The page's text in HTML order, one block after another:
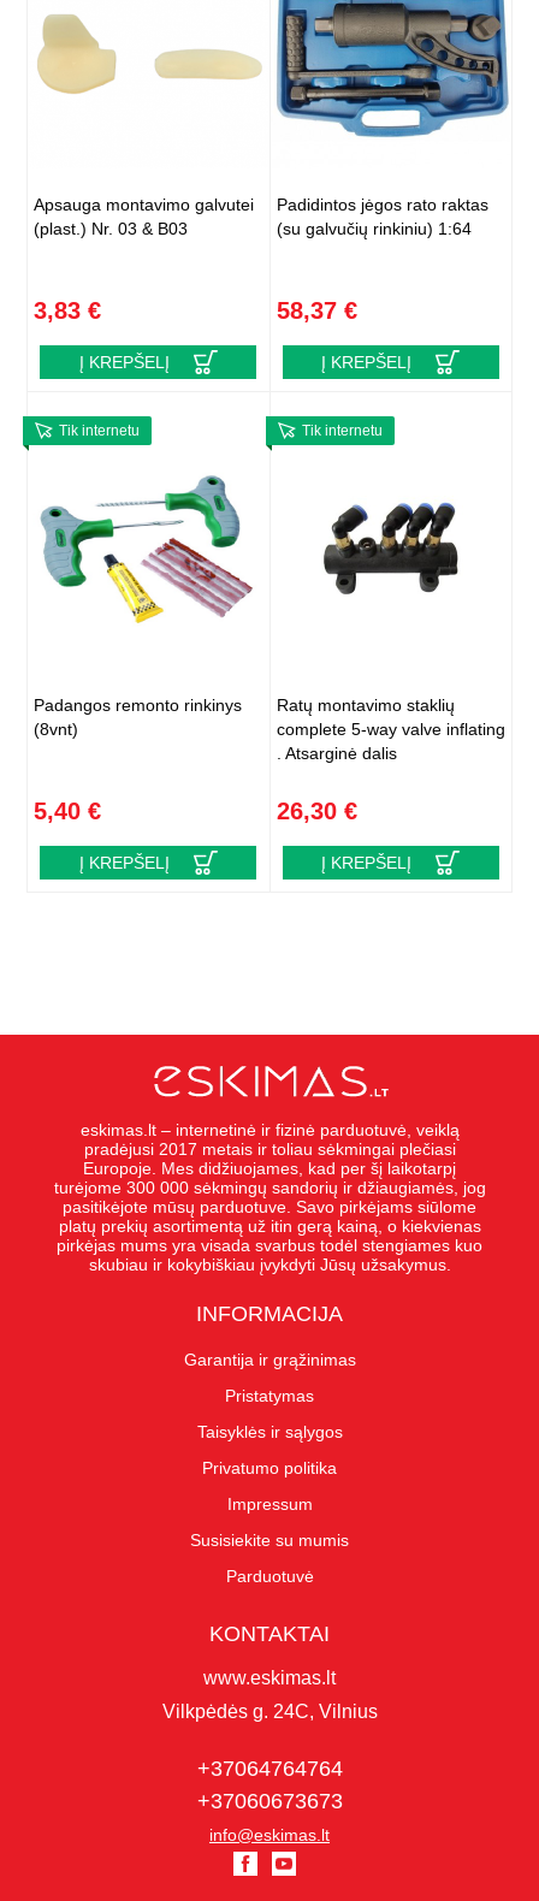
Apsauga montavimo galvutei
(plast.) Nr. 03 & B03
3,83 €
Į KREPŠELĮ
Padidintos jėgos rato raktas
(su galvučių rinkiniu) 1:64
58,37 €
Į KREPŠELĮ
Tik internetu
Padangos remonto rinkinys
(8vnt)
5,40 €
Į KREPŠELĮ
Tik internetu
Ratų montavimo staklių
complete 5-way valve inflating
. Atsarginė dalis
26,30 €
Į KREPŠELĮ
eskimas.lt – internetinė ir fizinė parduotuvė, veiklą
pradėjusi 2017 metais ir toliau sėkmingai plečiasi
Europoje. Mes didžiuojames, kad per šį laikotarpį
turėjome 300 000 sėkmingų sandorių ir džiaugiamės, jog
pasitikėjote mūsų parduotuve. Savo pirkėjams siūlome
platų prekių asortimentą už itin gerą kainą, o kiekvienas
pirkėjas mums yra visada svarbus todėl stengiames kuo
skubiau ir kokybiškiau įvykdyti Jūsų užsakymus.
INFORMACIJA
Garantija ir grąžinimas
Pristatymas
Taisyklės ir sąlygos
Privatumo politika
Impressum
Susisiekite su mumis
Parduotuvė
KONTAKTAI
www.eskimas.lt
Vilkpėdės g. 24C, Vilnius
+37064764764
+37060673673
info@eskimas.lt